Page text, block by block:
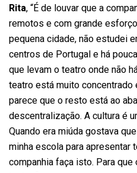
Rita, “É de louvar que a
remotos e com grande
pequena cidade, não estudei
centros de Portugal e há
que levam o teatro onde não
teatro está muito
parece que o resto está ao
descentralização. A cultura é
Quando era miúda gostava
minha escola para apresentar
companhia faça isto. Para